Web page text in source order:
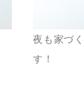
夜も家づ
す！